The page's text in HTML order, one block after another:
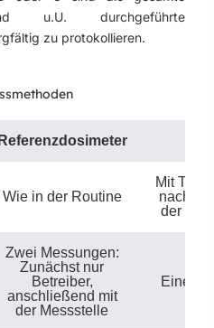
u.U. durchgeführte
zu protokollieren.
Referenzdosimeter
Wie in der Routine
Mit
nach
der
Zwei Messungen:
Zunächst nur
Betreiber,
anschließend mit
der Messstelle
Eine